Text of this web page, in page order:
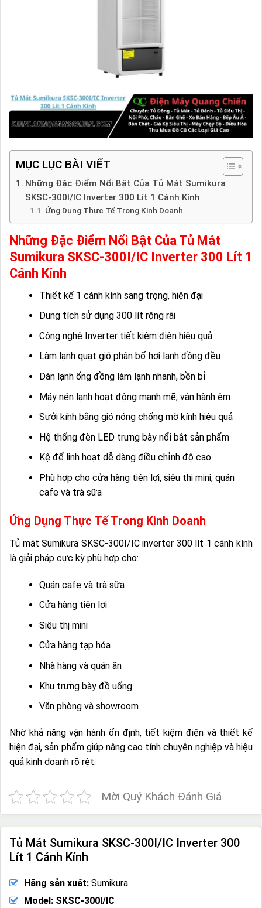
MỤC LỤC BÀI VIẾT
Những Đặc Điểm Nổi Bật Của Tủ Mát Sumikura
SKSC-300I/IC Inverter 300 Lít 1 Cánh Kính
Ứng Dụng Thực Tế Trong Kinh Doanh
Những Đặc Điểm Nổi Bật Của Tủ Mát
Sumikura SKSC-300I/IC Inverter 300 Lít 1
Cánh Kính
Thiết kế 1 cánh kính sang trọng, hiện đại
Dung tích sử dụng 300 lít rộng rãi
Công nghệ Inverter tiết kiệm điện hiệu quả
Làm lạnh quạt gió phân bổ hơi lạnh đồng đều
Dàn lạnh ống đồng làm lạnh nhanh, bền bỉ
Máy nén lạnh hoạt động mạnh mẽ, vận hành êm
Sưởi kính bằng gió nóng chống mờ kính hiệu quả
Hệ thống đèn LED trưng bày nổi bật sản phẩm
Kệ để linh hoạt dễ dàng điều chỉnh độ cao
Phù hợp cho cửa hàng tiện lợi, siêu thị mini, quán
cafe và trà sữa
Ứng Dụng Thực Tế Trong Kinh Doanh
Tủ mát Sumikura SKSC-300I/IC inverter 300 lít 1 cánh kính
là giải pháp cực kỳ phù hợp cho:
Quán cafe và trà sữa
Cửa hàng tiện lợi
Siêu thị mini
Cửa hàng tạp hóa
Nhà hàng và quán ăn
Khu trưng bày đồ uống
Văn phòng và showroom
Nhờ khả năng vận hành ổn định, tiết kiệm điện và thiết kế
hiện đại, sản phẩm giúp nâng cao tính chuyên nghiệp và hiệu
quả kinh doanh rõ rệt.
Mời Quý Khách Đánh Giá
Tủ Mát Sumikura SKSC-300I/IC Inverter 300
Lít 1 Cánh Kính
Hãng sản xuất: Sumikura
Model: SKSC-300I/IC